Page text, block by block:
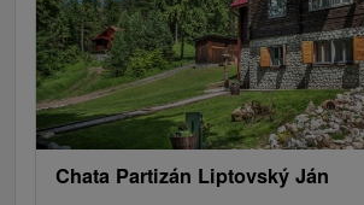
Chata Partizán Liptovský Ján